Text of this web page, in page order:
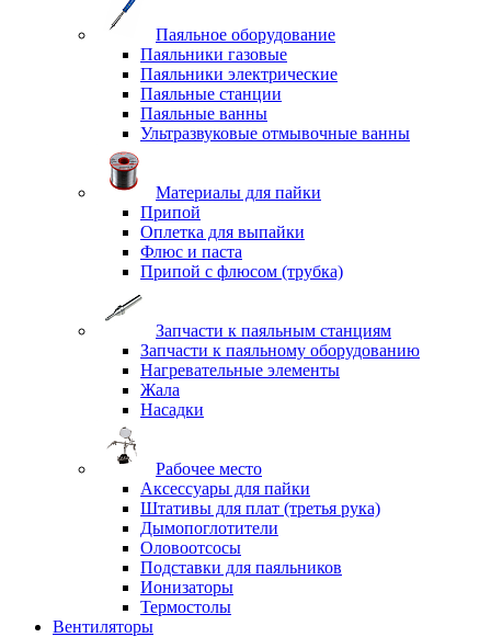
Паяльное оборудование
Паяльники газовые
Паяльники электрические
Паяльные станции
Паяльные ванны
Ультразвуковые отмывочные ванны
Материалы для пайки
Припой
Оплетка для выпайки
Флюс и паста
Припой с флюсом (трубка)
Запчасти к паяльным станциям
Запчасти к паяльному оборудованию
Нагревательные элементы
Жала
Насадки
Рабочее место
Аксессуары для пайки
Штативы для плат (третья рука)
Дымопоглотители
Оловоотсосы
Подставки для паяльников
Ионизаторы
Термостолы
Вентиляторы